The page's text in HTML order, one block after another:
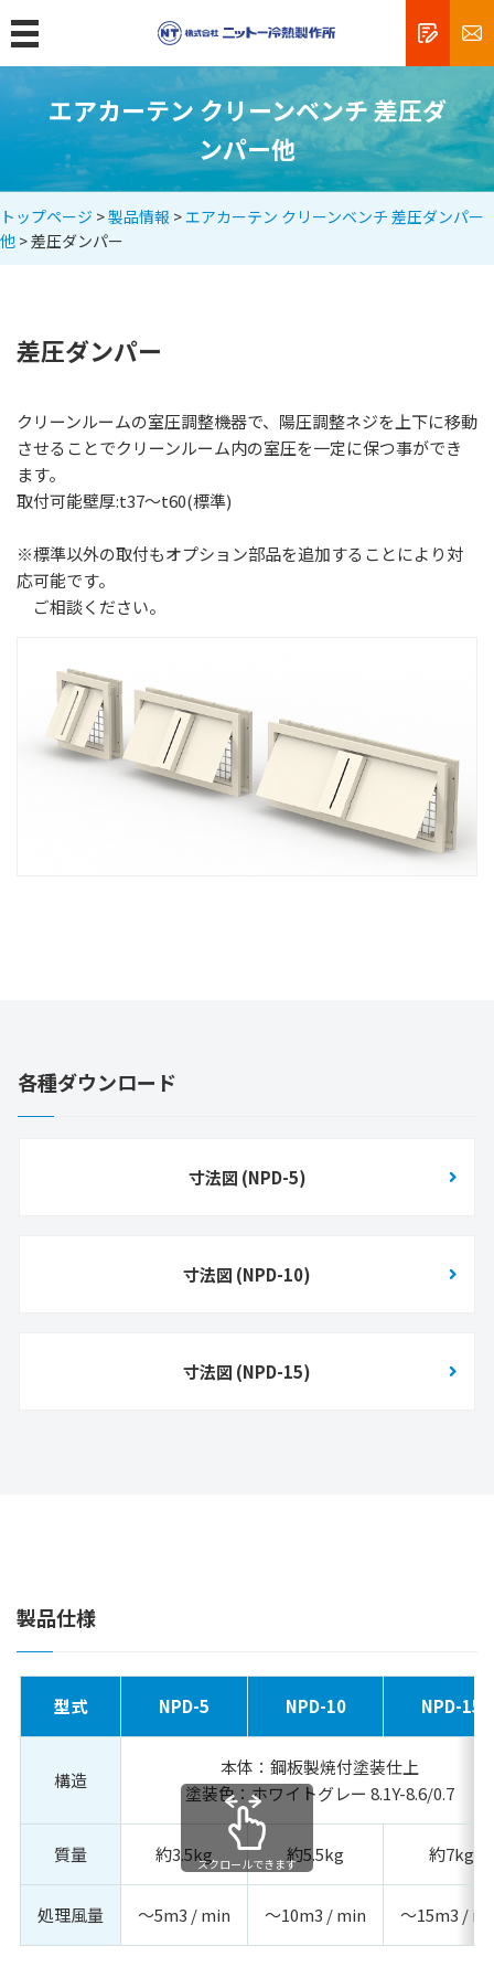
トップ
製品情報
クリーンルームの規格と清浄度
エアシャワーとは
食品工場
研究所・病院
新商品
短納期（在庫）対応モデルのご案内
エアシャワー
クリーンブース
パスボックス
ファンフィルターユニット
エアカーテン・クリーンベンチ・差圧ダンパー他
陰圧パッケージユニット セーフティパーティション
クリーンパッケージ モイストエアユニット
自社工場の紹介
空気環境ソリューション
主な社会・地域貢献活動
製品動画案内
無料相談・お問い合わせ
資料請求
個人情報保護方針
エアカーテン クリーンベンチ 差圧ダ
ンパー他
トップページ >製品情報 >エアカーテン クリーンベンチ 差圧ダンパー
他 > 差圧ダンパー
差圧ダンパー
クリーンルームの室圧調整機器で、陽圧調整ネジを上下に移動
させることでクリーンルーム内の室圧を一定に保つ事ができ
ます。
取付可能壁厚:t37～t60(標準)
※標準以外の取付もオプション部品を追加することにより対
応可能です。
ご相談ください。
各種ダウンロード
寸法図 (NPD-5)
寸法図 (NPD-10)
寸法図 (NPD-15)
製品仕様
型式 NPD-5 NPD-10 NPD-15
構造
本体：鋼板製焼付塗装仕上
塗装色：ホワイトグレー 8.1Y-8.6/0.7
質量 約3.5kg 約5.5kg 約7kg
処理風量 ～5m3 / min ～10m3 / min ～15m3 /
スクロールできます